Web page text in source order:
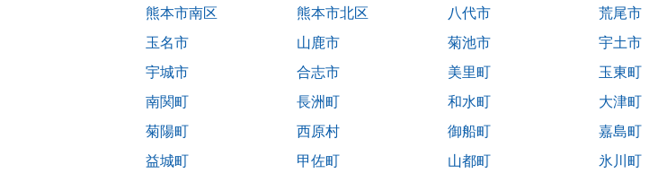
熊本市南区
熊本市北区 八代市
荒尾市
玉名市
山鹿市 菊池市
宇土市
宇城市
合志市 美里町
玉東町
南関町
長洲町 和水町
大津町
菊陽町
西原村 御船町
嘉島町
益城町
甲佐町 山都町 氷川町